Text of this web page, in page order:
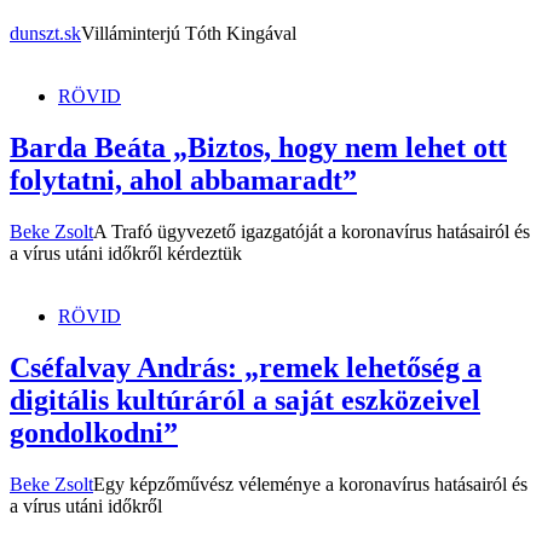
dunszt.skVilláminterjú Tóth Kingával
RÖVID
Barda Beáta „Biztos, hogy nem lehet ott
folytatni, ahol abbamaradt”
Beke ZsoltA Trafó ügyvezető igazgatóját a koronavírus hatásairól és
a vírus utáni időkről kérdeztük
RÖVID
Cséfalvay András: „remek lehetőség a
digitális kultúráról a saját eszközeivel
gondolkodni”
Beke ZsoltEgy képzőművész véleménye a koronavírus hatásairól és
a vírus utáni időkről